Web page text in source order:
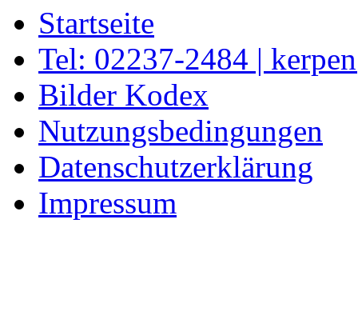
Startseite
Tel: 02237-2484 |
Bilder Kodex
Nutzungsbedingungen
Datenschutzerklärung
Impressum